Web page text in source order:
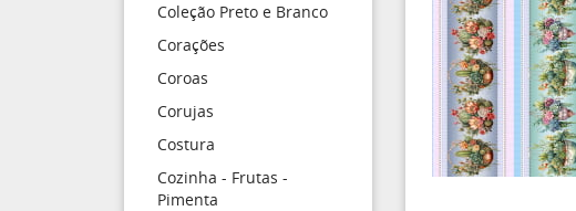
Coleção Preto e Branco
Corações
Coroas
Corujas
Costura
Cozinha - Frutas -
Pimenta